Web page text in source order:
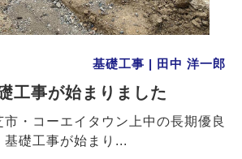
基礎工事 | 田中 洋一郎
工事が始まりました
市・コーエイタウン上中の長期優良
礎工事が始まり...